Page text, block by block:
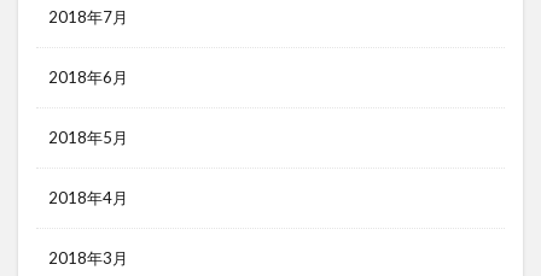
2018年7月
2018年6月
2018年5月
2018年4月
2018年3月